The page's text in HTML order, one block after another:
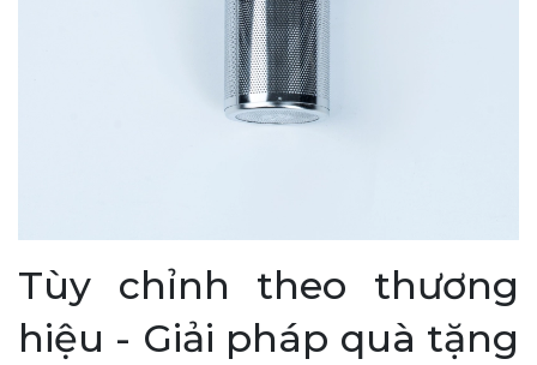
Tùy chỉnh theo thương
hiệu - Giải pháp quà tặng